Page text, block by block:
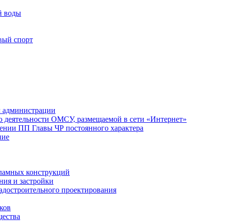
воды
спорт
ОМСУ, размещаемой в сети «Интернет»
ПП Главы ЧР постоянного характера
конструкций
и застройки
проектирования